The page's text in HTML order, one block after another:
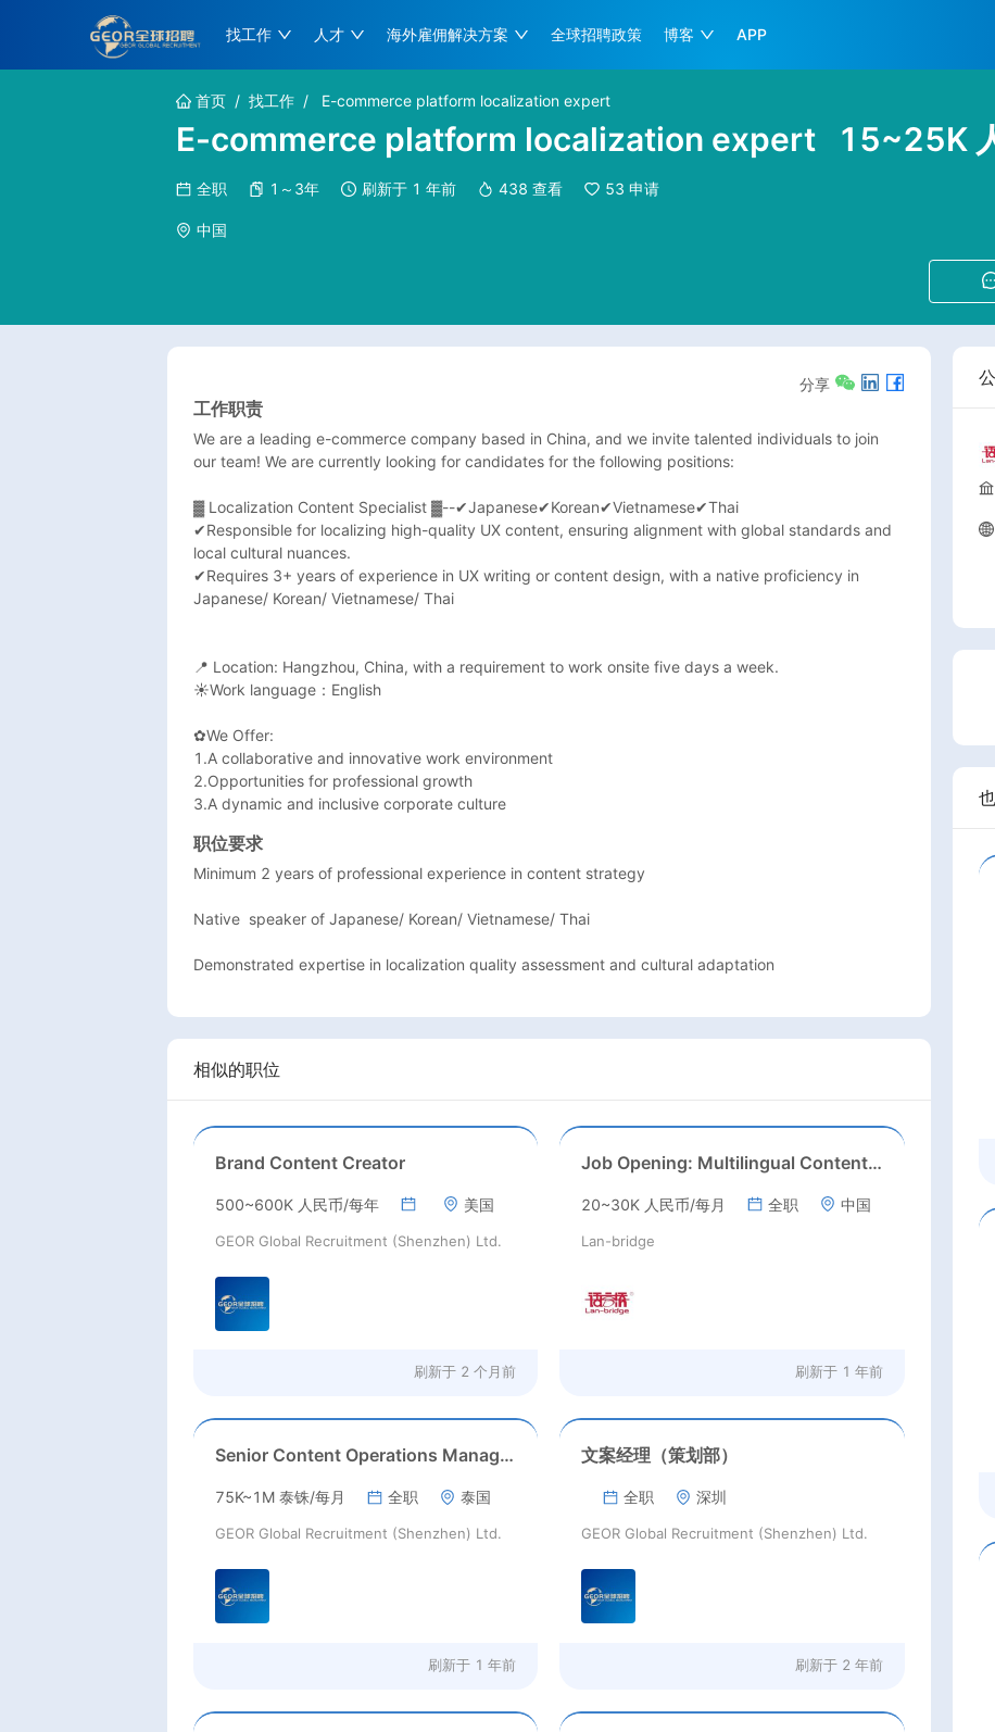
找工作 人才 海外雇佣解决方案 全球招聘政策 博客 APP
首页 / 找工作 / E-commerce platform localization expert
E-commerce platform localization expert 15~25K
全职 1～3年 刷新于 1 年前 438 查看 53 申请
中国
分享
工作职责
We are a leading e-commerce company based in China, and we invite talented individuals to join
our team! We are currently looking for candidates for the following positions:
▓ Localization Content Specialist ▓--✔Japanese✔Korean✔Vietnamese✔Thai
✔Responsible for localizing high-quality UX content, ensuring alignment with global standards and
local cultural nuances.
✔Requires 3+ years of experience in UX writing or content design, with a native proficiency in
Japanese/ Korean/ Vietnamese/ Thai
📍 Location: Hangzhou, China, with a requirement to work onsite five days a week.
☀Work language：English
✿We Offer:
1.A collaborative and innovative work environment
2.Opportunities for professional growth
3.A dynamic and inclusive corporate culture
职位要求
Minimum 2 years of professional experience in content strategy
Native  speaker of Japanese/ Korean/ Vietnamese/ Thai
相似的职位
Brand Content Creator
500~600K 人民币/每年 美国
GEOR Global Recruitment (Shenzhen) Ltd.
刷新于 2 个月前
Job Opening: Multilingual Content Positions
20~30K 人民币/每月 全职 中国
Lan-bridge
刷新于 1 年前
Senior Content Operations Manager – Thailand
75K~1M 泰铢/每月 全职 泰国
GEOR Global Recruitment (Shenzhen) Ltd.
刷新于 1 年前
文案经理（策划部）
全职 深圳
GEOR Global Recruitment (Shenzhen) Ltd.
刷新于 2 年前